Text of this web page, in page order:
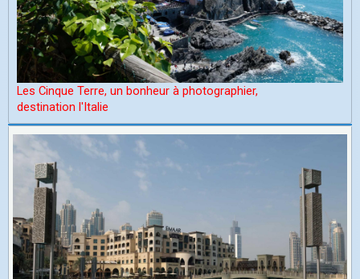
Les Cinque Terre, un bonheur à photographier,
destination l'Italie